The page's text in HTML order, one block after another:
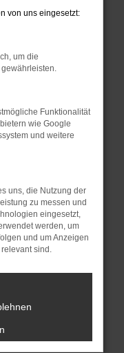
Seiten
in einem
privaten
Stand
nur ein
auch dazu
nicht mehr
Schritte versucht
werden
Du kannst
bei der
von uns eingesetzt:
um die
Funktionalität
wie Google
und weitere
uns, die Nutzung der
zu messen und
eingesetzt,
werden, um
und um Anzeigen
sind.